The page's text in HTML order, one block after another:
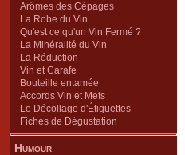
Arômes des Cépages
La Robe du Vin
Qu'est ce qu'un Vin Fermé ?
La Minéralité du Vin
La Réduction
Vin et Carafe
Bouteille entamée
Accords Vin et Mets
Le Décollage d'Étiquettes
Fiches de Dégustation
Humour